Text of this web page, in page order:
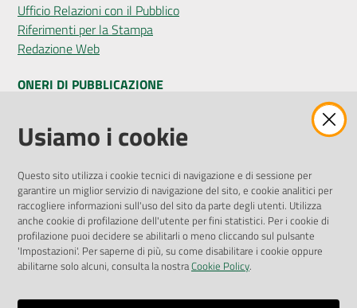
Ufficio Relazioni con il Pubblico
Riferimenti per la Stampa
Redazione Web
ONERI DI PUBBLICAZIONE
Amministrazione Trasparente
Pubblicità legale
Privacy Policy
Attuazione Misure PNRR
Liste di Attesa
ENTI, IMPRESE E PARTNER
Fatturazione Elettronica
Usiamo i cookie
Questo sito utilizza i cookie tecnici di navigazione e di sessione per
garantire un miglior servizio di navigazione del sito, e cookie analitici per
raccogliere informazioni sull'uso del sito da parte degli utenti. Utilizza
anche cookie di profilazione dell'utente per fini statistici. Per i cookie di
profilazione puoi decidere se abilitarli o meno cliccando sul pulsante
'Impostazioni'. Per saperne di più, su come disabilitare i cookie oppure
abilitarne solo alcuni, consulta la nostraCookie Policy.